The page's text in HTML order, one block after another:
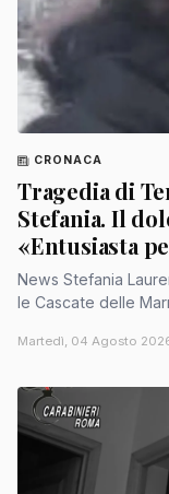
CRONACA
Tragedia di
Stefania. Il
«Entusiasta
News Stefania Laurenzi La gioia per una gita fuori porta verso
le Cascate delle
Martedì, 04 Agosto